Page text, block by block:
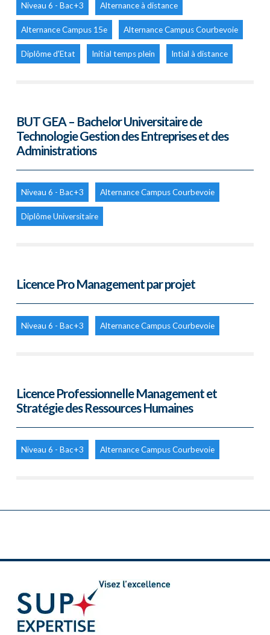
Niveau 6 - Bac+3 Alternance à distance
Alternance Campus 15e Alternance Campus Courbevoie
Diplôme d'Etat Initial temps plein Intial à distance
BUT GEA – Bachelor Universitaire de
Technologie Gestion des Entreprises et des
Administrations
Niveau 6 - Bac+3 Alternance Campus Courbevoie
Diplôme Universitaire
Licence Pro Management par projet
Niveau 6 - Bac+3 Alternance Campus Courbevoie
Licence Professionnelle Management et
Stratégie des Ressources Humaines
Niveau 6 - Bac+3 Alternance Campus Courbevoie